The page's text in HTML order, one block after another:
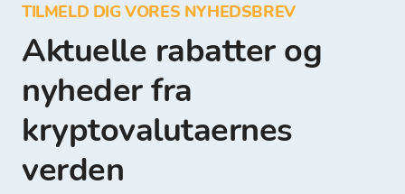
TILMELD DIG VORES NYHEDSBREV
Aktuelle rabatter og
nyheder fra
kryptovalutaernes
verden